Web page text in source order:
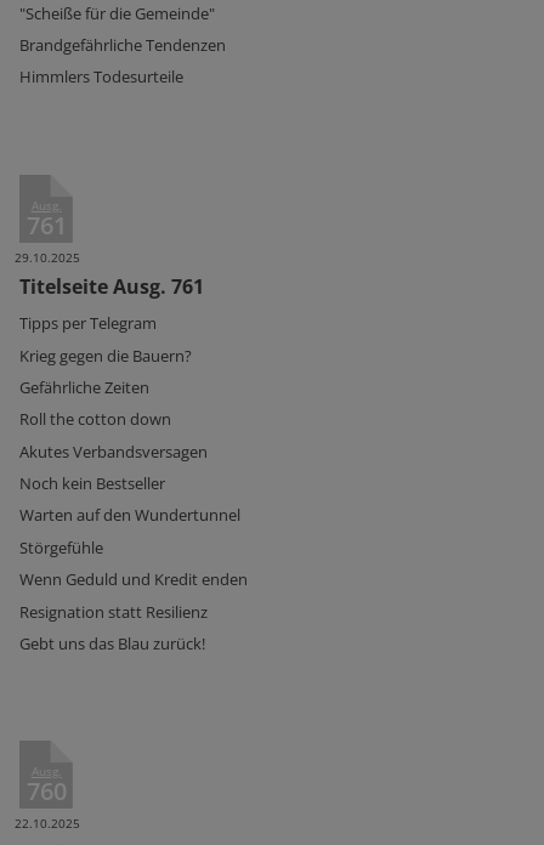
"Scheiße für die Gemeinde"
Brandgefährliche Tendenzen
Himmlers Todesurteile
Ausg.
761
29.10.2025
Titelseite Ausg. 761
Tipps per Telegram
Krieg gegen die Bauern?
Gefährliche Zeiten
Roll the cotton down
Akutes Verbandsversagen
Noch kein Bestseller
Warten auf den Wundertunnel
Störgefühle
Wenn Geduld und Kredit enden
Resignation statt Resilienz
Gebt uns das Blau zurück!
Ausg.
760
22.10.2025